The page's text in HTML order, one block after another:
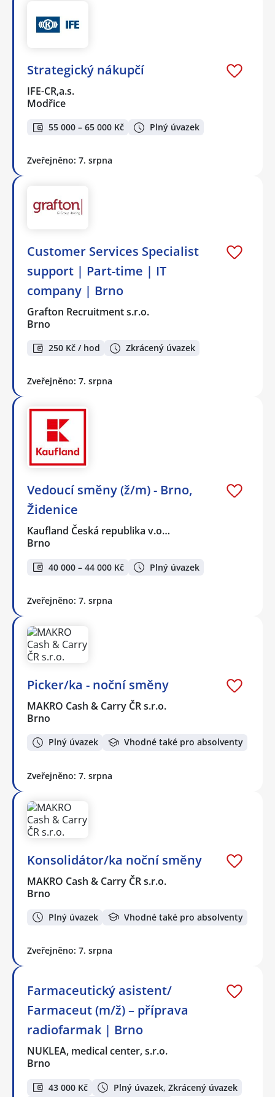
Strategický nákupčí
IFE-CR,a.s.
Modřice
55 000 – 65 000 Kč Plný úvazek
Zveřejněno: 7. srpna
Customer Services Specialist
support | Part-time | IT
company | Brno
Grafton Recruitment s.r.o.
Brno
250 Kč / hod Zkrácený úvazek
Zveřejněno: 7. srpna
Vedoucí směny (ž/m) - Brno,
Židenice
Kaufland Česká republika v.o…
Brno
40 000 – 44 000 Kč Plný úvazek
Zveřejněno: 7. srpna
Picker/ka - noční směny
MAKRO Cash & Carry ČR s.r.o.
Brno
Plný úvazek Vhodné také pro absolventy
Zveřejněno: 7. srpna
Konsolidátor/ka noční směny
MAKRO Cash & Carry ČR s.r.o.
Brno
Plný úvazek Vhodné také pro absolventy
Zveřejněno: 7. srpna
Farmaceutický asistent/
Farmaceut (m/ž) – příprava
radiofarmak | Brno
NUKLEA, medical center, s.r.o.
Brno
43 000 Kč Plný úvazek, Zkrácený úvazek